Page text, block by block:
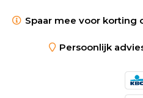
Spaar mee voor korting
Persoonlijk